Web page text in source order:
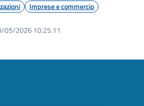
Imprese e commercio
05/2026 10:25.11